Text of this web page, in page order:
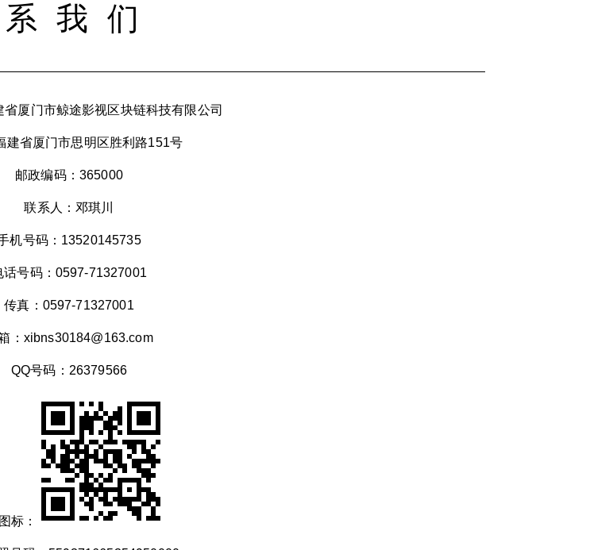
我们
厦门市鲸途影视区块链科技有限公司
建省厦门市思明区胜利路151号
邮政编码：365000
联系人：邓琪川
机号码：13520145735
话号码：0597-71327001
传真：0597-71327001
：xibns30184@163.com
QQ号码：26379566
标：